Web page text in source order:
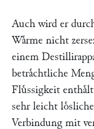
Auch wird er
Waͤrme nicht
einem
betraͤchtliche
Fluͤssigkeit
sehr leicht
Verbindung mit